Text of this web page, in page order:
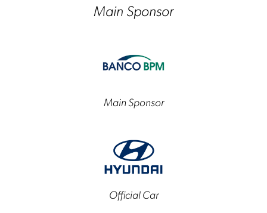
Main Sponsor
Main Sponsor
Official Car